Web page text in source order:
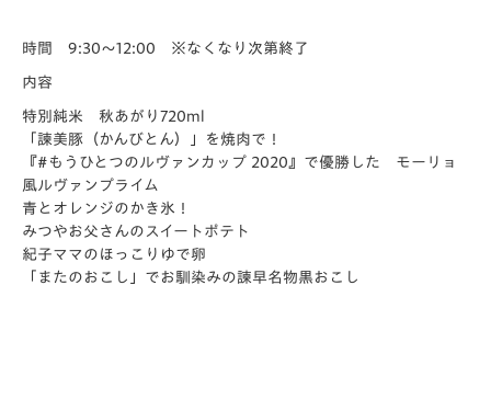
時間 9:30～12:00 ※なくなり次第終了
内容
特別純米 秋あがり720ml
「諫美豚（かんびとん）」を焼肉で！
『#もうひとつのルヴァンカップ​ 2020』で優勝した モーリョ
風ルヴァンプライム
青とオレンジのかき氷！
みつやお父さんのスイートポテト
紀子ママのほっこりゆで卵
「またのおこし」でお馴染みの諫早名物黒おこし